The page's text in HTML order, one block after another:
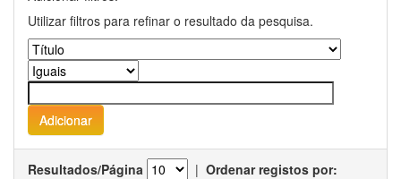
Utilizar filtros para refinar o resultado da pesquisa.
Resultados/Página | Ordenar registos por: